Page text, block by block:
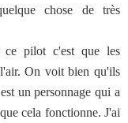
chose de très
pilot c'est que les
On voit bien qu'ils
un personnage qui a
cela fonctionne. J'ai